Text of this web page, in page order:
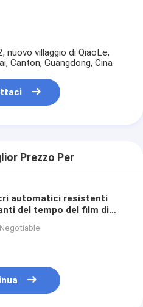
nuovo villaggio di QiaoLe,
Canton, Guangdong, Cina
Prezzo Per
automatici resistenti
del tempo del film di
50micron